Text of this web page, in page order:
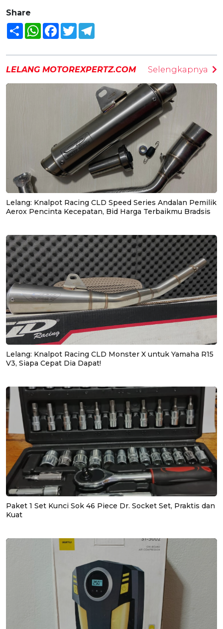
Share
Share WhatsAppFacebook
Twitter
LELANG MOTOREXPERTZ.COM Selengkapnya
Lelang: Knalpot Racing CLD Speed Series Andalan Pemilik
Aerox Pencinta Kecepatan, Bid Harga Terbaikmu Bradsis
Lelang: Knalpot Racing CLD Monster X untuk Yamaha R15
V3, Siapa Cepat Dia Dapat!
Paket 1 Set Kunci Sok 46 Piece Dr. Socket Set, Praktis dan
Kuat